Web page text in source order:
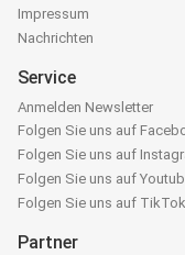
Impressum
Nachrichten
Service
Anmelden Newsletter
Folgen Sie uns auf
Folgen Sie uns auf
Folgen Sie uns auf
Folgen Sie uns auf TikTok
Partner